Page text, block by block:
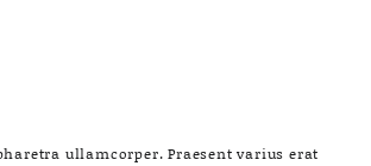
ullamcorper. Praesent varius erat